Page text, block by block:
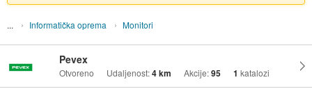
Informatička oprema Monitori
Pevex
Otvoreno Udaljenost:4 km Akcije:95 1 katalozi